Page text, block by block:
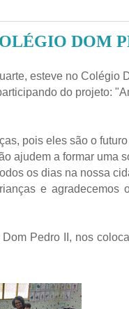
DOM
esteve no Colégio
do projeto:
pois eles são o
ajudem a formar uma
os dias na nossa
e agradecemos
Pedro II, nos